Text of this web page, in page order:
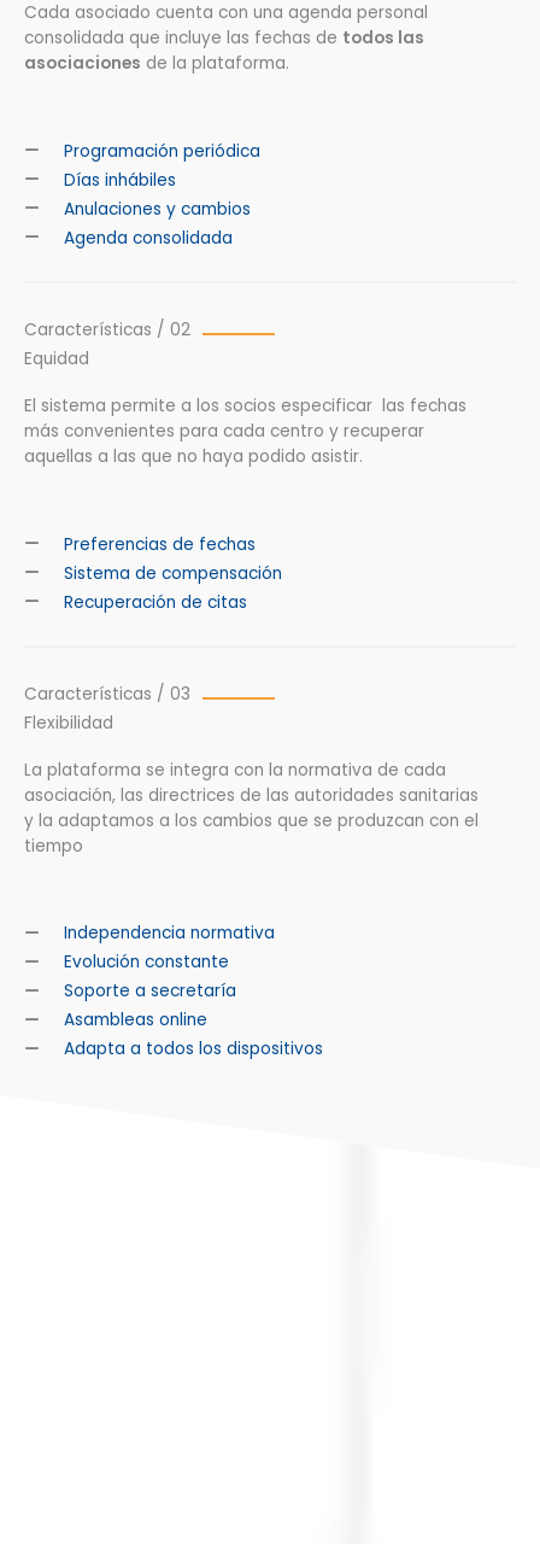
Cada asociado cuenta con una agenda personal
consolidada que incluye las fechas de todos las
asociaciones de la plataforma.
Programación periódica
Días inhábiles
Anulaciones y cambios
Agenda consolidada
Características / 02
Equidad
El sistema permite a los socios especificar las fechas
más convenientes para cada centro y recuperar
aquellas a las que no haya podido asistir.
Preferencias de fechas
Sistema de compensación
Recuperación de citas
Características / 03
Flexibilidad
La plataforma se integra con la normativa de cada
asociación, las directrices de las autoridades sanitarias
y la adaptamos a los cambios que se produzcan con el
tiempo
Independencia normativa
Evolución constante
Soporte a secretaría
Asambleas online
Adapta a todos los dispositivos